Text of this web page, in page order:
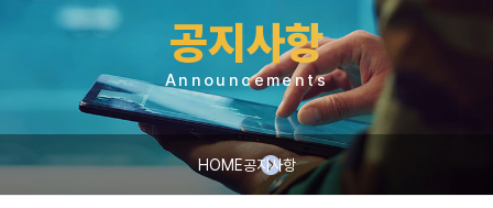
공지사항
Announcements
HOME공지사항